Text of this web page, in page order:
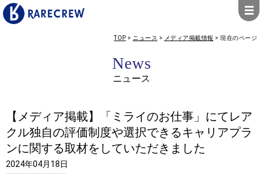
TOP > ニュース > メディア掲載情報 > 現在のページ
News
ニュース
【メディア掲載】「ミライのお仕事」にてレア
クル独自の評価制度や選択できるキャリアプラ
ンに関する取材をしていただきました
2024年04月18日